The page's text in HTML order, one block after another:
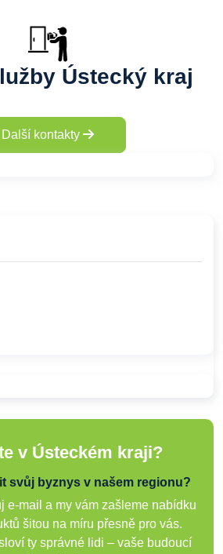
Ústecký kraj
Další kontakty
v Ústeckém kraji?
svůj byznys v našem regionu?
e-mail a my vám zašleme nabídku
šitou na míru přesně pro vás.
ty správné lidi – vaše budoucí